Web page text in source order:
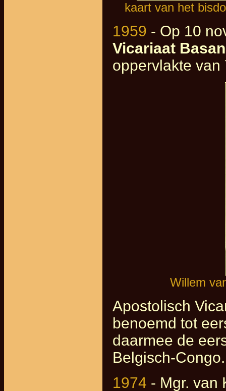
kaart van het
1959 - Op 10
Vicariaat
oppervlakte van
Willem
Apostolisch
benoemd tot
daarmee de
Belgisch-Congo.
1974 - Mgr. van